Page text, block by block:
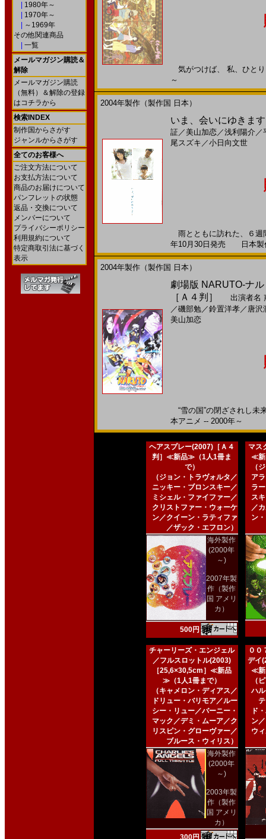
1980年～
1970年～
～1969年
その他関連商品
一覧
メールマガジン購読＆
解除
メールマガジン購読
（無料）＆解除の登録
はコチラから
検索INDEX
制作国からさがす
ジャンルからさがす
全てのお客様へ
ご注文方法について
お支払方法について
商品のお届けについて
パンフレットの状態
返品・交換について
メンバーについて
プライバシーポリシー
利用規約について
特定商取引法に基づく
表示
気がつけば、 私、ひと
～
2004年製作（製作国 日本）
いま、会いにゆきま
証／ 美山加恋／浅利陽介 ／
尾スズキ ／小日向文世
雨とともに訪れた、６週
年10月30日発売 日本製
2004年製作（製作国 日本）
劇場版 NARUTO-ナ
［Ａ４判］
出演者名
／磯部勉／鈴置洋孝／ 唐沢
美山加恋
“雪の国”の閉ざされし
本アニメ -- 2000年～
ヘアスプレー(2007)［Ａ４
判］≪新品≫（1人1冊ま
で）
（ジョン・トラヴォルタ／
ニッキー・ブロンスキー／
ミシェル・ファイファー／
クリストファー・ウォーケ
ン／クイーン・ラティファ
／ザック・エフロン）
海外製作
(2000年
～)
2007年製
作（製作
国 アメリ
カ）
500円
マス
≪新
（
ア
ラ
ス
／
ン
チャーリーズ・エンジェル
／フルスロットル(2003)
［25,6×30,5cm］≪新品
≫（1人1冊まで）
（キャメロン・ディアス／
ドリュー・バリモア／ルー
シー・リュー／バーニー・
マック／デミ・ムーア／ク
リスピン・グローヴァー／
ブルース・ウィリス）
海外製作
(2000年
～)
2003年製
作（製作
国 アメリ
カ）
300円
００
デイ
≪新
（
ハ
ド
ン
ウ